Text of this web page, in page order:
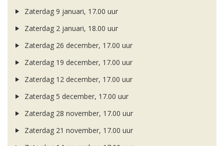
Zaterdag 9 januari, 17.00 uur
Zaterdag 2 januari, 18.00 uur
Zaterdag 26 december, 17.00 uur
Zaterdag 19 december, 17.00 uur
Zaterdag 12 december, 17.00 uur
Zaterdag 5 december, 17.00 uur
Zaterdag 28 november, 17.00 uur
Zaterdag 21 november, 17.00 uur